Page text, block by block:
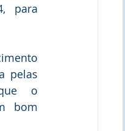
para
pelas
o
bom